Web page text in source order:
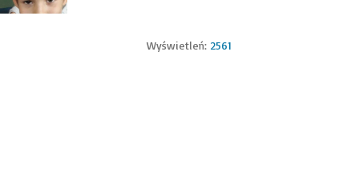
Wyświetleń: 2561